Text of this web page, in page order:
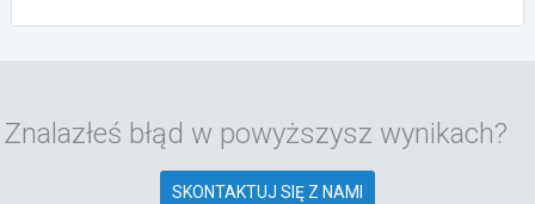
Znalazłeś błąd w powyższysz wynikach?
SKONTAKTUJ SIĘ Z NAMI